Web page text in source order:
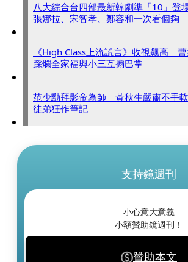
八大綜合台四部最新韓劇準「10」登
張娜拉、宋智孝、鄭容和一次看個夠
《High Class上流謊言》收視飆高
踩爛全家福與小三互搧巴掌
范少勳拜影帝為師 黃秋生嚴肅不手
徒弟狂作筆記
支持鏡週刊
小心意大意義
小額贊助鏡週刊！
贊助本文